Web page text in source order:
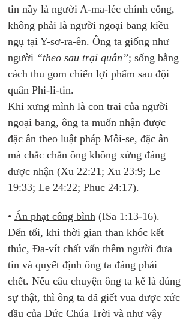
tin nầy là người A-ma-léc chính cống,
không phải là người ngoại bang kiều
ngụ tại Y-sơ-ra-ên. Ông ta giống như
người “theo sau trại quân”; sống bằng
cách thu gom chiến lợi phẩm sau đội
quân Phi-li-tin.
Khi xưng mình là con trai của người
ngoại bang, ông ta muốn nhận được
đặc ân theo luật pháp Môi-se, đặc ân
mà chắc chắn ông không xứng đáng
được nhận (Xu 22:21; Xu 23:9; Le
19:33; Le 24:22; Phuc 24:17).
• Án phạt công bình (ISa 1:13-16).
Đến tối, khi thời gian than khóc kết
thúc, Đa-vít chất vấn thêm người đưa
tin và quyết định ông ta đáng phải
chết. Nếu câu chuyện ông ta kể là đúng
sự thật, thì ông ta đã giết vua được xức
dầu của Đức Chúa Trời và như vậy